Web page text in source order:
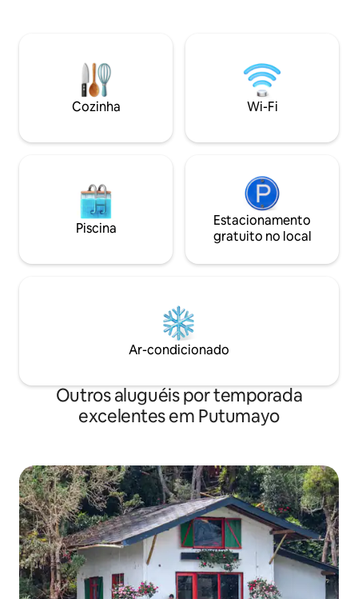
relaxamento. A casa combina charme
rústico com todas as comodidades
necessárias para proporcionar uma boa
que você
inesquecíveis
cercado por uma
Cozinha Wi-Fi
Piscina
Estacionamento
gratuito no local
Ar-condicionado
Outros aluguéis por temporada
excelentes em Putumayo